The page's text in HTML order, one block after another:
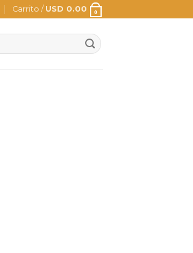
Carrito / USD 0.00 0